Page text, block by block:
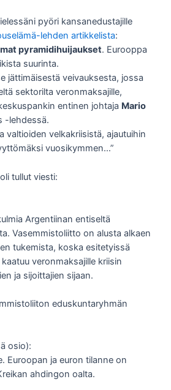
pyöri kansanedustajille
lehden artikkelista:
pyramidihuijaukset. Eurooppa
suurinta.
jättimäisestä veivauksesta, jossa
sektorilta veronmaksajille,
entinen johtaja Mario
-lehdessä.
valtioiden velkakriisistä, ajautuihin
vuosikymmen…”
tullut viesti:
Argentiinan entiseltä
Vasemmistoliitto on alusta alkaen
tukemista, koska esitetyissä
veronmaksajille kriisin
ja sijoittajien sijaan.
eduskuntaryhmän
osio):
Euroopan ja euron tilanne on
ahdingon oalta.